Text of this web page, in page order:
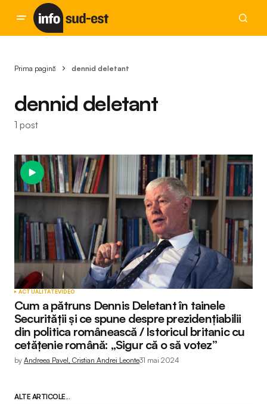
Prima pagină dennid deletant
dennid deletant
1 post
ACTUALITATEVIDEO
Cum a pătruns Dennis Deletant în tainele
Securității și ce spune despre prezidențiabilii
din politica românească / Istoricul britanic cu
cetățenie română: „Sigur că o să votez”
by Andreea Pavel, Cristian Andrei Leonte31 mai 2024
ALTE ARTICOLE...